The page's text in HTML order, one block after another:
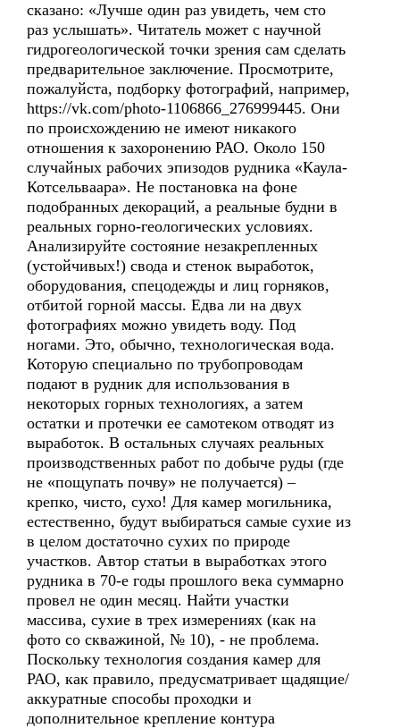
сказано: «Лучше один раз увидеть, чем сто
раз услышать». Читатель может с научной
гидрогеологической точки зрения сам сделать
предварительное заключение. Просмотрите,
пожалуйста, подборку фотографий, например,
https://vk.com/photo-1106866_276999445. Они
по происхождению не имеют никакого
отношения к захоронению РАО. Около 150
случайных рабочих эпизодов рудника «Каула-
Котсельваара». Не постановка на фоне
подобранных декораций, а реальные будни в
реальных горно-геологических условиях.
Анализируйте состояние незакрепленных
(устойчивых!) свода и стенок выработок,
оборудования, спецодежды и лиц горняков,
отбитой горной массы. Едва ли на двух
фотографиях можно увидеть воду. Под
ногами. Это, обычно, технологическая вода.
Которую специально по трубопроводам
подают в рудник для использования в
некоторых горных технологиях, а затем
остатки и протечки ее самотеком отводят из
выработок. В остальных случаях реальных
производственных работ по добыче руды (где
не «пощупать почву» не получается) –
крепко, чисто, сухо! Для камер могильника,
естественно, будут выбираться самые сухие из
в целом достаточно сухих по природе
участков. Автор статьи в выработках этого
рудника в 70-е годы прошлого века суммарно
провел не один месяц. Найти участки
массива, сухие в трех измерениях (как на
фото со скважиной, № 10), - не проблема.
Поскольку технология создания камер для
РАО, как правило, предусматривает щадящие/
аккуратные способы проходки и
дополнительное крепление контура